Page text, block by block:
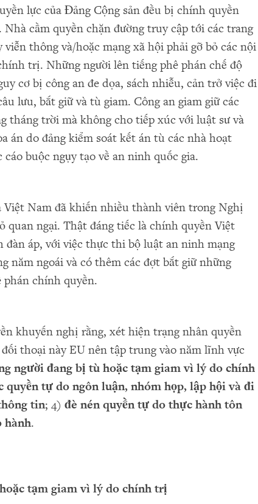
lực của Đảng Cộng sản đều bị chính quyền
cầm quyền chặn đường truy cập tới các trang
viễn thông và/hoặc mạng xã hội phải gỡ bỏ các nội
trị. Những người lên tiếng phê phán chế độ
cơ bị công an đe dọa, sách nhiễu, cản trở việc đi
lưu, bắt giữ và tù giam. Công an giam giữ các
tháng trời mà không cho tiếp xúc với luật sư và
án do đảng kiểm soát kết án tù các nhà hoạt
cáo buộc ngụy tạo về an ninh quốc gia.
Việt Nam đã khiến nhiều thành viên trong Nghị
quan ngại. Thật đáng tiếc là chính quyền Việt
đàn áp, với việc thực thi bộ luật an ninh mạng
năm ngoái và có thêm các đợt bắt giữ những
chính quyền.
khuyến nghị rằng, xét hiện trạng nhân quyền
thoại này EU nên tập trung vào năm lĩnh vực
người đang bị tù hoặc tạm giam vì lý do chính
quyền tự do ngôn luận, nhóm họp, lập hội và đi
tin; 4) đè nén quyền tự do thực hành tôn
hành.
ặc tạm giam vì lý do chính trị